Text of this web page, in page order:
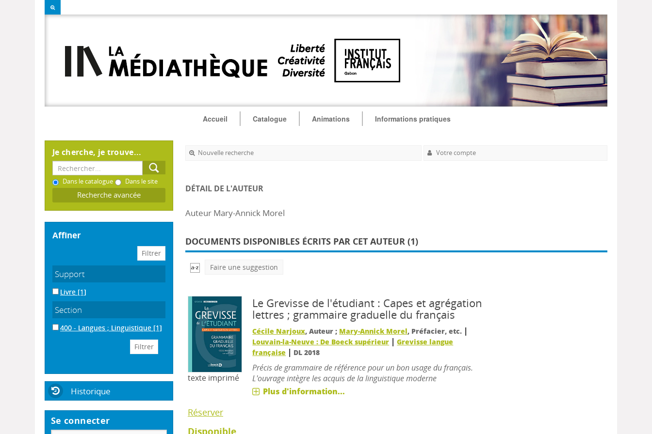
Accueil Catalogue Animations Informations pratiques
Je cherche, je trouve...
Dans le catalogue Dans le site
Recherche avancée
affiner
Support
Livre [1]
Section
400 - Langues ; Linguistique [1]
Historique
Se connecter
Nouvelle recherche Votre compte
DÉTAIL DE L'AUTEUR
Auteur Mary-Annick Morel
DOCUMENTS DISPONIBLES ÉCRITS PAR CET AUTEUR (1)
Faire une suggestion
texte imprimé
Le Grevisse de l'étudiant : Capes et agrégation
lettres ; grammaire graduelle du français
Cécile Narjoux, Auteur ; Mary-Annick Morel, Préfacier, etc. |
Louvain-la-Neuve : De Boeck supérieur |Grevisse langue
française | DL 2018
Précis de grammaire de référence pour un bon usage du français.
L'ouvrage intègre les acquis de la linguistique moderne
Plus d'information...
Réserver
Disponible